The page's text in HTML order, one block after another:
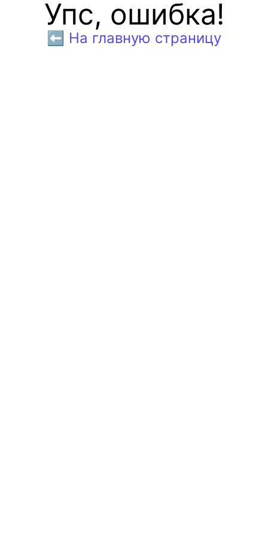
Упс, ошибка!
⬅️ На главную страницу